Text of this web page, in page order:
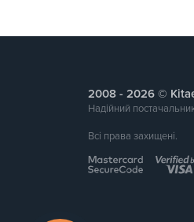
2008 - ©
Надійний
Всі права захищені.